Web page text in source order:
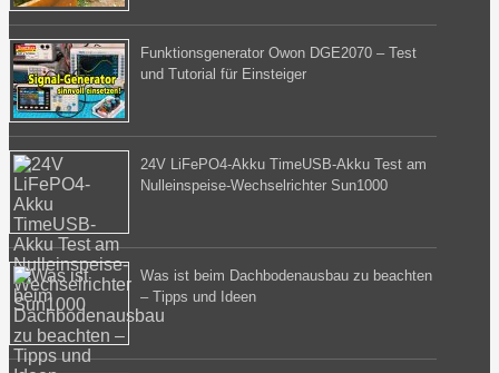
Funktionsgenerator Owon DGE2070 – Test
und Tutorial für Einsteiger
24V LiFePO4-Akku TimeUSB-Akku Test am
Nulleinspeise-Wechselrichter Sun1000
Was ist beim Dachbodenausbau zu beachten
– Tipps und Ideen